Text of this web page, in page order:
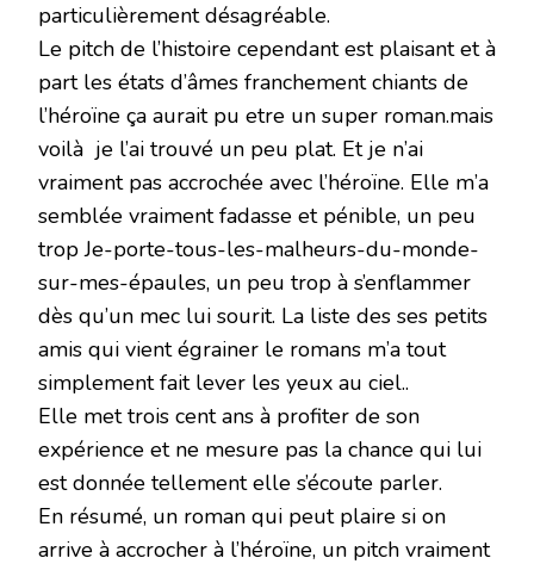
particulièrement désagréable.
Le pitch de l’histoire cependant est plaisant et à
part les états d’âmes franchement chiants de
l’héroïne ça aurait pu etre un super roman.mais
voilà je l’ai trouvé un peu plat. Et je n’ai
vraiment pas accrochée avec l’héroïne. Elle m’a
semblée vraiment fadasse et pénible, un peu
trop Je-porte-tous-les-malheurs-du-monde-
sur-mes-épaules, un peu trop à s’enflammer
dès qu’un mec lui sourit. La liste des ses petits
amis qui vient égrainer le romans m’a tout
simplement fait lever les yeux au ciel..
Elle met trois cent ans à profiter de son
expérience et ne mesure pas la chance qui lui
est donnée tellement elle s’écoute parler.
En résumé, un roman qui peut plaire si on
arrive à accrocher à l’héroïne, un pitch vraiment